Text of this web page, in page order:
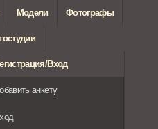
Модели Фотографы
Вход
анкету